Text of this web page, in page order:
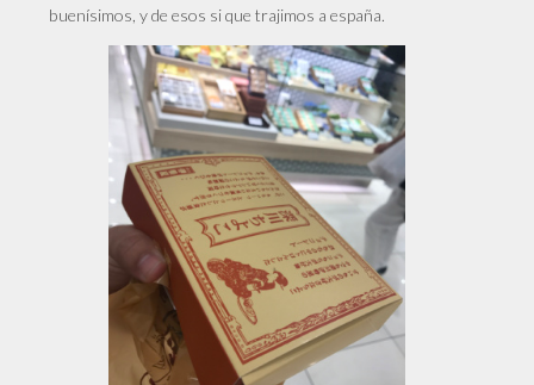
buenísimos, y de esos si que trajimos a españa.